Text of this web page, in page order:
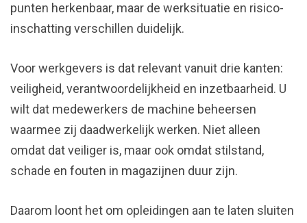
punten herkenbaar, maar de werksituatie en risico-
inschatting verschillen duidelijk.
Voor werkgevers is dat relevant vanuit drie kanten:
veiligheid, verantwoordelijkheid en inzetbaarheid. U
wilt dat medewerkers de machine beheersen
waarmee zij daadwerkelijk werken. Niet alleen
omdat dat veiliger is, maar ook omdat stilstand,
schade en fouten in magazijnen duur zijn.
Daarom loont het om opleidingen aan te laten sluiten